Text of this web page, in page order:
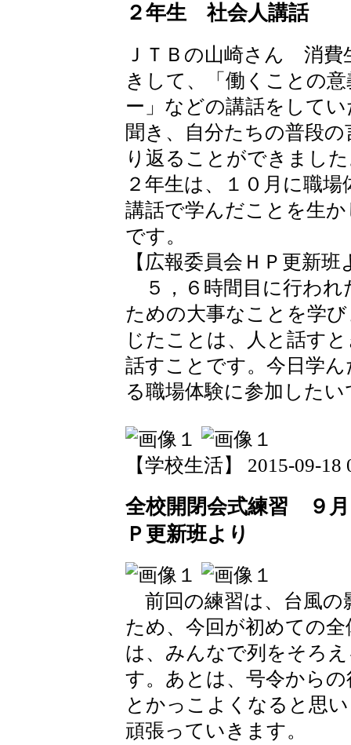
２年生 社会人講話
ＪＴＢの山崎さん 消費
きして、「働くことの
ー」などの講話をして
聞き、自分たちの普段
り返ることができまし
２年生は、１０月に職
講話で学んだことを生
です。
【広報委員会ＨＰ更新班
５，６時間目に行われ
ための大事なことを学
じたことは、人と話す
話すことです。今日学
る職場体験に参加したい
【学校生活】 2015-09-18
全校開閉会式練習 ９
Ｐ更新班より
前回の練習は、台風の
ため、今回が初めての
は、みんなで列をそろ
す。あとは、号令から
とかっこよくなると思
頑張っていきます。